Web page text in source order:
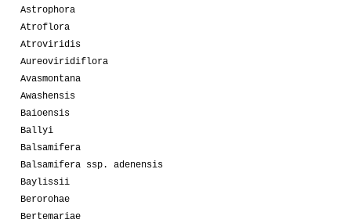
Astrophora
Atroflora
Atroviridis
Aureoviridiflora
Avasmontana
Awashensis
Baioensis
Ballyi
Balsamifera
Balsamifera ssp. adenensis
Baylissii
Berorohae
Bertemariae